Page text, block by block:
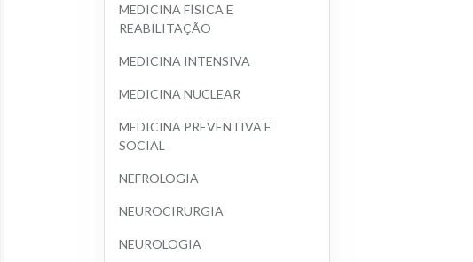
MEDICINA FÍSICA E
REABILITAÇÃO
MEDICINA INTENSIVA
MEDICINA NUCLEAR
MEDICINA PREVENTIVA E
SOCIAL
NEFROLOGIA
NEUROCIRURGIA
NEUROLOGIA